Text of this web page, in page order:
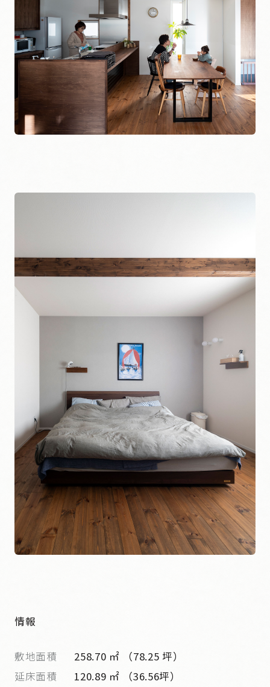
情報
敷地面積
258.70 ㎡ （78.25 坪）
延床面積
120.89 ㎡ （36.56坪）